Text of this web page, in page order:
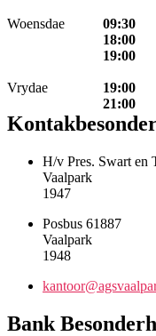
Woensdae
Vrydae
09:30
18:00
19:00
19:00
21:00
H/v Pres. Swart en
Vaalpark
1947
Posbus 61887
Vaalpark
1948
Bank